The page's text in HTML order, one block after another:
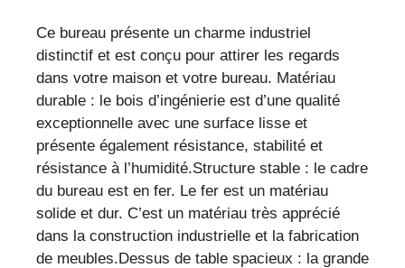
industriel
pour
une
décoration
élégante
et
pratique
Ce bureau présente un charme industriel
distinctif et est conçu pour attirer les regards
dans votre maison et votre bureau. Matériau
durable : le bois d’ingénierie est d’une qualité
exceptionnelle avec une surface lisse et
présente également résistance, stabilité et
résistance à l’humidité.Structure stable : le cadre
du bureau est en fer. Le fer est un matériau
solide et dur. C’est un matériau très apprécié
dans la construction industrielle et la fabrication
de meubles.Dessus de table spacieux : la grande